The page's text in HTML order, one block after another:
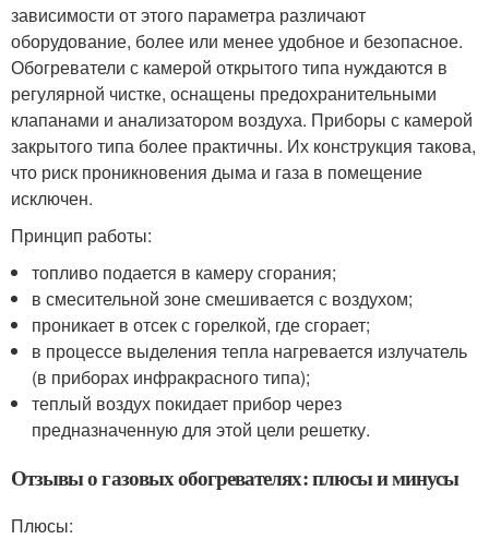
зависимости от этого параметра различают
оборудование, более или менее удобное и безопасное.
Обогреватели с камерой открытого типа нуждаются в
регулярной чистке, оснащены предохранительными
клапанами и анализатором воздуха. Приборы с камерой
закрытого типа более практичны. Их конструкция такова,
что риск проникновения дыма и газа в помещение
исключен.
Принцип работы:
топливо подается в камеру сгорания;
в смесительной зоне смешивается с воздухом;
проникает в отсек с горелкой, где сгорает;
в процессе выделения тепла нагревается излучатель
(в приборах инфракрасного типа);
теплый воздух покидает прибор через
предназначенную для этой цели решетку.
Отзывы о газовых обогревателях: плюсы и минусы
Плюсы: